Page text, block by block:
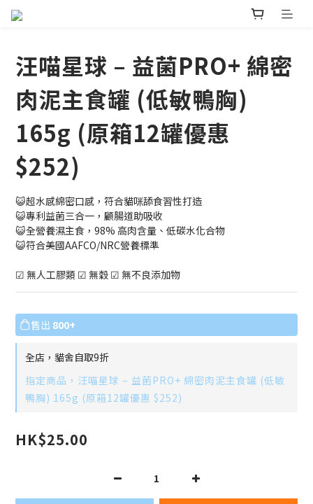
汪喵星球 – 益菌PRO+ 綿密
肉泥主食罐 (低敏鴨胸)
165g (原箱12罐優惠
$252)
😺超水感綿密口感，符合貓咪舔食習性打造
😺專利益菌三合一，顧腸道助吸收
😺全營養濕主食，98% 高肉含量、低碳水化合物
😺符合美國AAFCO/NRC營養標準
☑ 無人工膠類 ☑ 無穀 ☑ 無不良添加物
售出 800+
全店，貓舍自取9折
指定商品，汪喵星球 – 益菌PRO+ 綿密肉泥主食罐 (低敏
鴨胸) 165g (原箱12罐優惠 $252)
HK$25.00